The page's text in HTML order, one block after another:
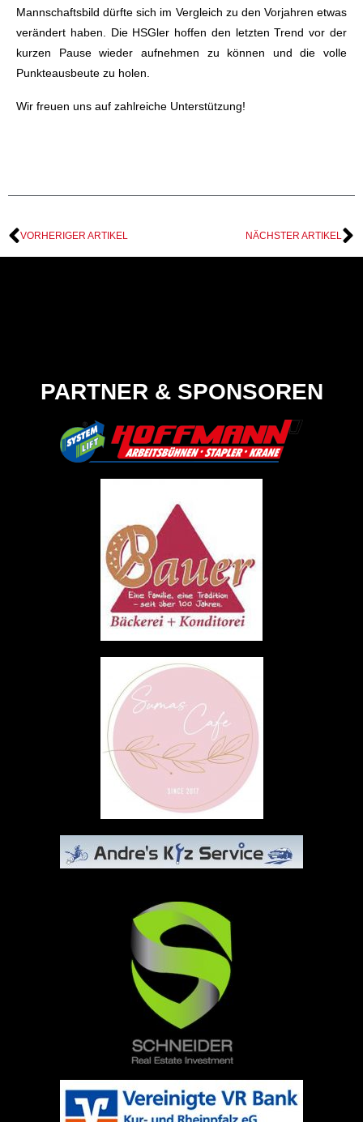
Mannschaftsbild dürfte sich im Vergleich zu den Vorjahren etwas
verändert haben. Die HSGler hoffen den letzten Trend vor der
kurzen Pause wieder aufnehmen zu können und die volle
Punkteausbeute zu holen.
Wir freuen uns auf zahlreiche Unterstützung!
VORHERIGER ARTIKEL NÄCHSTER ARTIKEL
PARTNER & SPONSOREN